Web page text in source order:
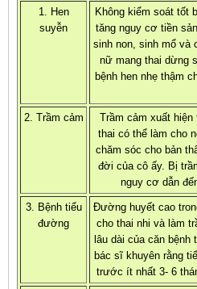
1. Hen
suyễn
Không kiểm soát tốt
tăng nguy cơ tiền
sinh non, sinh mổ và
nữ mang thai dừng
bệnh hen nhẹ thậm
2. Trầm cảm
Trầm cảm xuất hiện
thai có thể làm cho
chăm sóc cho bản
đời của cô ấy. Bị
nguy cơ dẫn
3.
Bệnh tiểu
đường
Đường huyết cao
cho thai nhi và làm
lâu dài của căn
bác sĩ khuyên rằng
trước ít nhất 3- 6